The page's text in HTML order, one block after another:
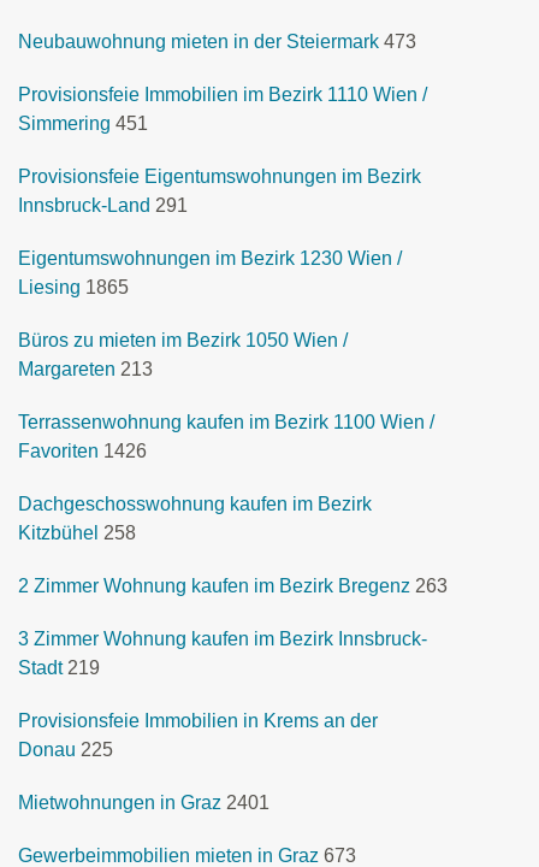
Neubauwohnung mieten in der Steiermark 473
Provisionsfeie Immobilien im Bezirk 1110 Wien /
Simmering 451
Provisionsfeie Eigentumswohnungen im Bezirk
Innsbruck-Land 291
Eigentumswohnungen im Bezirk 1230 Wien /
Liesing 1865
Büros zu mieten im Bezirk 1050 Wien /
Margareten 213
Terrassenwohnung kaufen im Bezirk 1100 Wien /
Favoriten 1426
Dachgeschosswohnung kaufen im Bezirk
Kitzbühel 258
2 Zimmer Wohnung kaufen im Bezirk Bregenz 263
3 Zimmer Wohnung kaufen im Bezirk Innsbruck-
Stadt 219
Provisionsfeie Immobilien in Krems an der
Donau 225
Mietwohnungen in Graz 2401
Gewerbeimmobilien mieten in Graz 673